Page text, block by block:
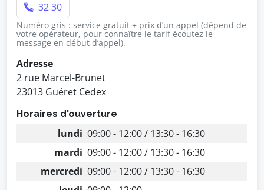
32 30
Numéro gris : service gratuit + prix d’un appel (dépend de
votre opérateur, pour connaître le tarif écoutez le
message en début d’appel).
Adresse
2 rue Marcel-Brunet
23013 Guéret Cedex
Horaires d'ouverture
lundi 09:00 - 12:00 / 13:30 - 16:30
mardi 09:00 - 12:00 / 13:30 - 16:30
mercredi 09:00 - 12:00 / 13:30 - 16:30